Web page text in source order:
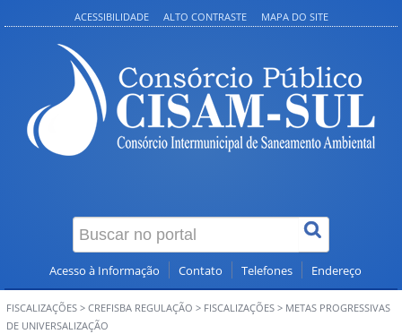
ACESSIBILIDADE ALTO CONTRASTE MAPA DO SITE
Acesso à Informação Contato Telefones Endereço
FISCALIZAÇÕES > CREFISBA REGULAÇÃO > FISCALIZAÇÕES > METAS PROGRESSIVAS
DE UNIVERSALIZAÇÃO